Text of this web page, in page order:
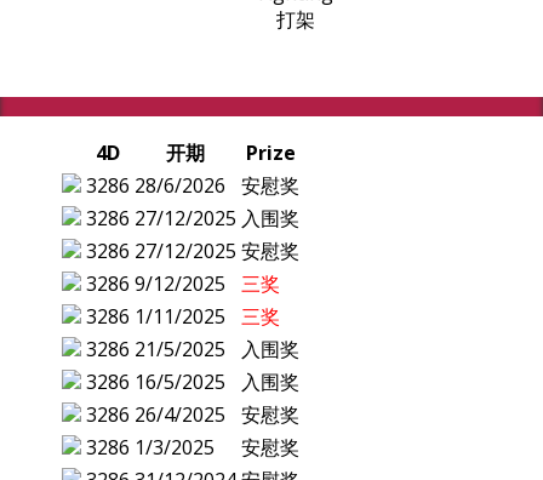
打架
4D 开期
Prize
3286 28/6/2026
安慰奖
3286 27/12/2025 入围奖
3286 27/12/2025 安慰奖
3286 9/12/2025
三奖
3286 1/11/2025
三奖
3286 21/5/2025
入围奖
3286 16/5/2025
入围奖
3286 26/4/2025
安慰奖
3286 1/3/2025
安慰奖